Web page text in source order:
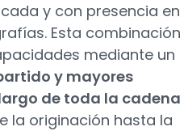
y con presencia en
Esta combinación
mediante un
y mayores
de toda la cadena
la originación hasta la